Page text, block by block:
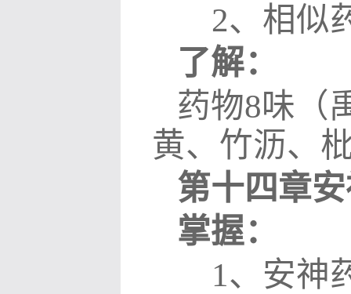
2、相似
了解：
药物8味（
黄、竹沥、
第十四章
掌握：
1、 安神